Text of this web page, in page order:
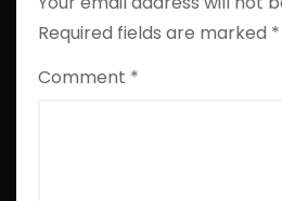
Required fields are marked *
Comment *